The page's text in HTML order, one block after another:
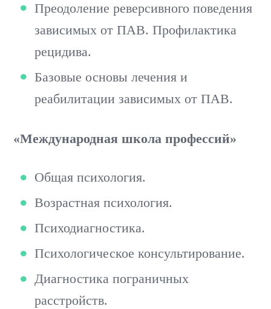
Преодоление реверсивного поведения
зависимых от ПАВ. Профилактика
рецидива.
Базовые основы лечения и
реабилитации зависимых от ПАВ.
«Международная школа профессий»
Общая психология.
Возрастная психология.
Психодиагностика.
Психологическое консультирование.
Диагностика пограничных
расстройств.